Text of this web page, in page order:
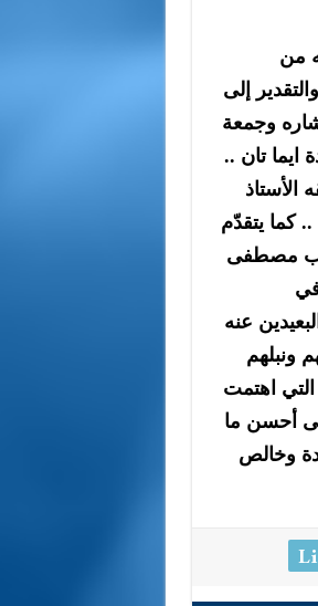
من
إلى
وجمعة
ايما تان ..
الأستاذ
كما يتقدّم
مصطفى
عنه
ونبلهم
اهتمت
أحسن ما
وخالص